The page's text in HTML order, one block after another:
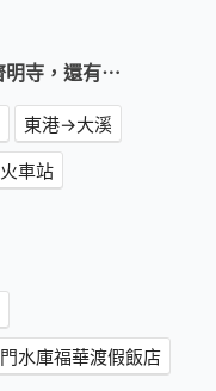
明寺，還有⋯
東港→大溪
車站
水庫福華渡假飯店